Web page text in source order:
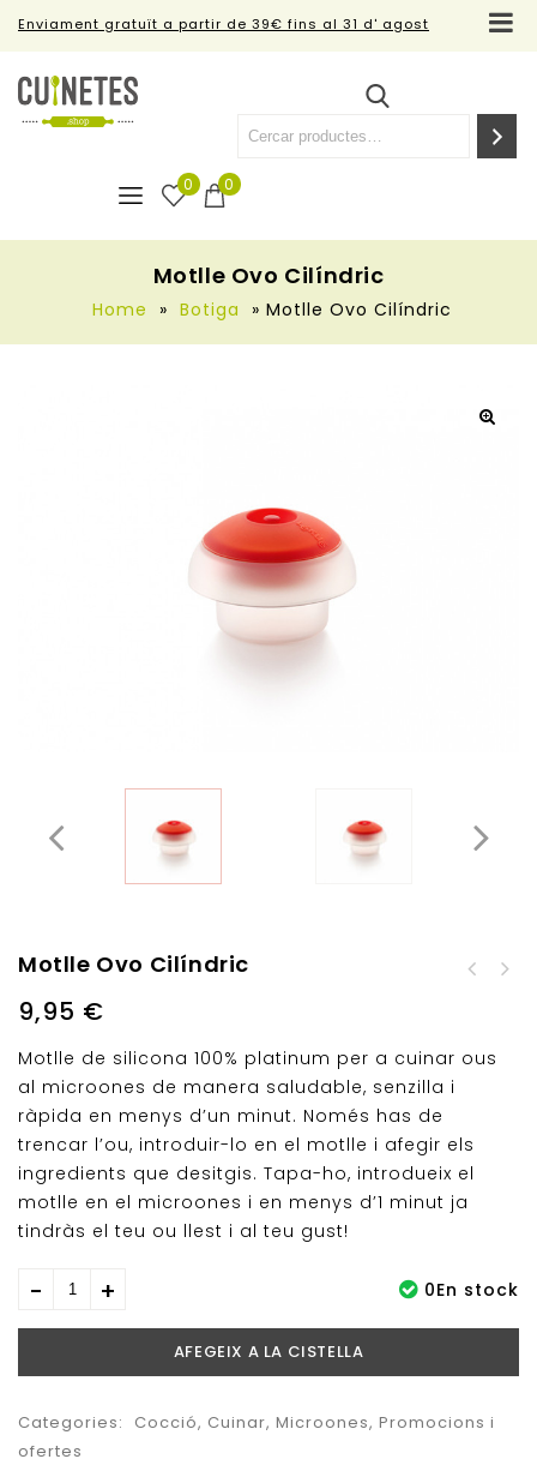
Enviament gratuït a partir de 39€ fins al 31 d' agost
0
0
Motlle Ovo Cilíndric
Home » Botiga » Motlle Ovo Cilíndric
Motlle Ovo Cilíndric
9,95 €
Motlle de silicona 100% platinum per a cuinar ous
al microones de manera saludable, senzilla i
ràpida en menys d’un minut. Només has de
trencar l’ou, introduir-lo en el motlle i afegir els
ingredients que desitgis. Tapa-ho, introdueix el
motlle en el microones i en menys d’1 minut ja
tindràs el teu ou llest i al teu gust!
0En stock
AFEGEIX A LA CISTELLA
Categories: Cocció, Cuinar, Microones, Promocions i
ofertes